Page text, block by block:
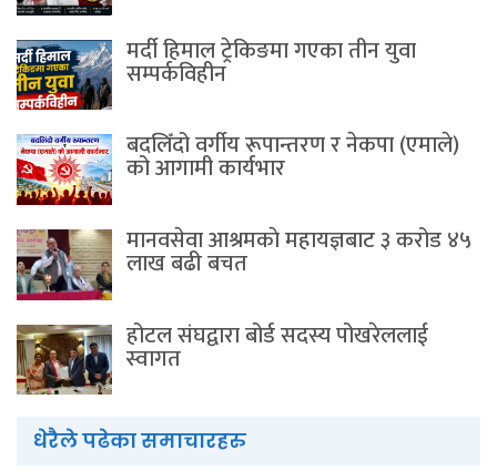
मर्दी हिमाल ट्रेकिङमा गएका तीन युवा
सम्पर्कविहीन
बदलिँदो वर्गीय रूपान्तरण र नेकपा (एमाले)
को आगामी कार्यभार
मानवसेवा आश्रमकाे‌ महायज्ञबाट ३ करोड ४५
लाख बढी बचत
होटल संघद्वारा बोर्ड सदस्य पोखरेललाई
स्वागत
धेरैले पढेका समाचारहरु